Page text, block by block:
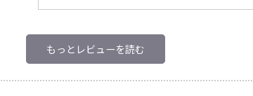
もっとレビューを読む